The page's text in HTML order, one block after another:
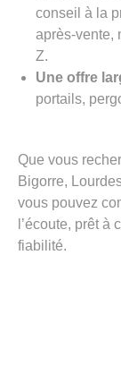
conseil à la
après-vente,
Z.
Une offre
portails,
Que vous
Bigorre,
vous pouvez
l’écoute, prêt
fiabilité.